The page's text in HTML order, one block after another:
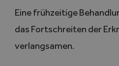
Eine frühzeitige
das Fortschreiten der
verlangsamen.